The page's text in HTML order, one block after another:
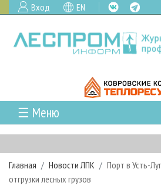
Вход EN
☰ Меню
ГЛАВНАЯ
РУБРИКИ И ТЕМЫ
РУБРИКИ ЖУРНАЛА
НОВОСТИ
Главная Новости ЛПК
Порт в Усть-
отгрузки лесных грузов